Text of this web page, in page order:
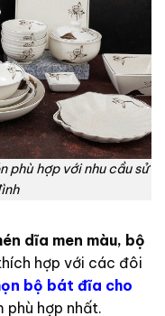
hợp với nhu cầu sử
dĩa men màu, bộ
hợp với các đôi
bộ bát đĩa cho
phù hợp nhất.